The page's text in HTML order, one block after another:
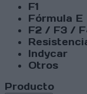
F1
Fórmula E
F2 / F3 /
Indycar
Otros
Producto